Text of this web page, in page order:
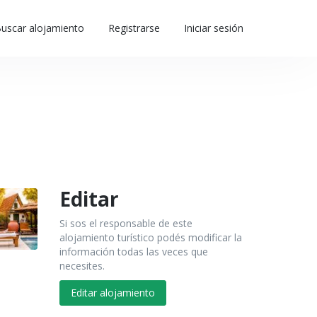
alojamiento Registrarse Iniciar sesión
Editar
Si sos el responsable de este
alojamiento turístico podés modificar la
información todas las veces que
necesites.
Editar alojamiento